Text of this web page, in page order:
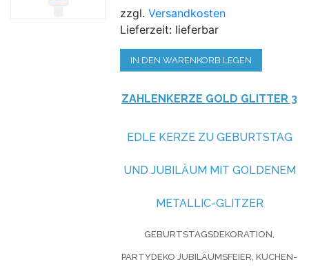
zzgl.Versandkosten
Lieferzeit: lieferbar
IN DEN WARENKORB LEGEN
ZAHLENKERZE GOLD GLITTER 3
EDLE KERZE ZU GEBURTSTAG
UND JUBILÄUM MIT GOLDENEM
METALLIC-GLITZER
GEBURTSTAGSDEKORATION,
PARTYDEKO JUBILÄUMSFEIER, KUCHEN-